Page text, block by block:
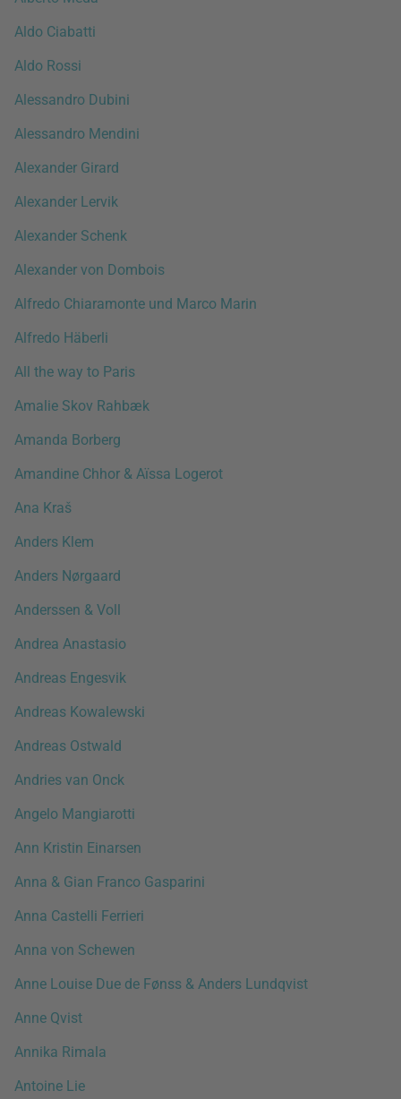
Aldo Ciabatti
Aldo Rossi
Alessandro Dubini
Alessandro Mendini
Alexander Girard
Alexander Lervik
Alexander Schenk
Alexander von Dombois
Alfredo Chiaramonte und Marco Marin
Alfredo Häberli
All the way to Paris
Amalie Skov Rahbæk
Amanda Borberg
Amandine Chhor & Aïssa Logerot
Ana Kraš
Anders Klem
Anders Nørgaard
Anderssen & Voll
Andrea Anastasio
Andreas Engesvik
Andreas Kowalewski
Andreas Ostwald
Andries van Onck
Angelo Mangiarotti
Ann Kristin Einarsen
Anna & Gian Franco Gasparini
Anna Castelli Ferrieri
Anna von Schewen
Anne Louise Due de Fønss & Anders Lundqvist
Anne Qvist
Annika Rimala
Antoine Lie